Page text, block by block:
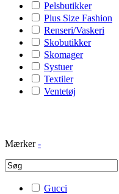
Pelsbutikker
Plus Size Fashion
Renseri/Vaskeri
Skobutikker
Skomager
Systuer
Textiler
Ventetøj
Mærker -
Gucci